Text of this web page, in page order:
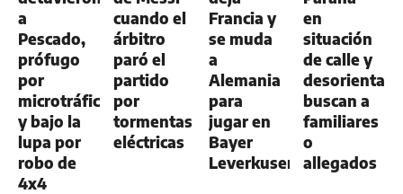
a
Pescado,
prófugo
por
microtráfico
y bajo la
lupa por
robo de
4x4
cuando el
árbitro
paró el
partido
por
tormentas
eléctricas
Francia y
se muda
a
Alemania
para
jugar en
Bayer
Leverkusen
en
situación
de calle y
buscan a
familiares
o
allegados